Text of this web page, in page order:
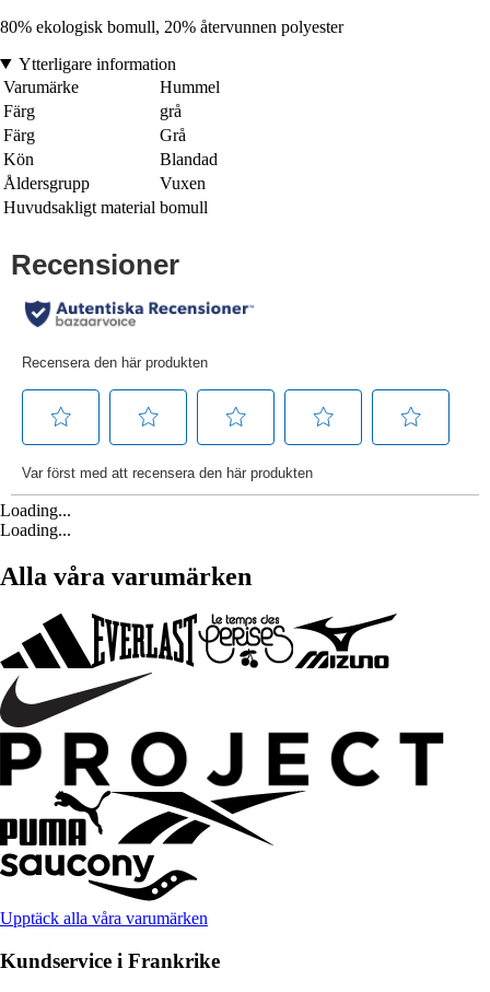
80% ekologisk bomull, 20% återvunnen polyester
Ytterligare information
Varumärke
Hummel
Färg
grå
Färg
Grå
Kön
Blandad
Åldersgrupp
Vuxen
Huvudsakligt material bomull
Loading...
Loading...
Alla våra varumärken
Upptäck alla våra varumärken
Kundservice i Frankrike